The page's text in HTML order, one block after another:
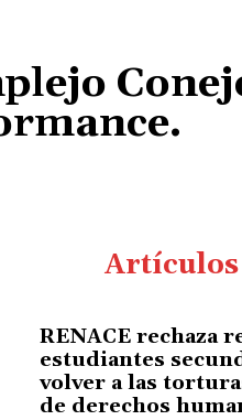
Artículos
RENACE rechaza
estudiantes
volver a las
de derechos